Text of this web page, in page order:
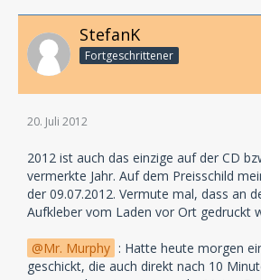
StefanK
Fortgeschrittener
20. Juli 2012
2012 ist auch das einzige auf der CD
vermerkte Jahr. Auf dem Preisschild
der 09.07.2012. Vermute mal, dass an
Aufkleber vom Laden vor Ort gedruckt
Mr. Murphy : Hatte heute morgen
geschickt, die auch direkt nach 10